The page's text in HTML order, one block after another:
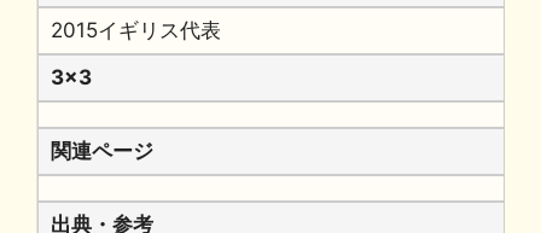
2015イギリス代表
3x3
関連ページ
出典・参考